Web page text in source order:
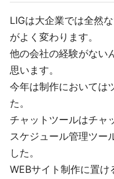
LIGは大企業では全然
がよく変わります。
他の会社の経験がない
思います。
今年は制作においては
た。
チャットツールはチャ
スケジュール管理ツー
した。
WEBサイト制作に置